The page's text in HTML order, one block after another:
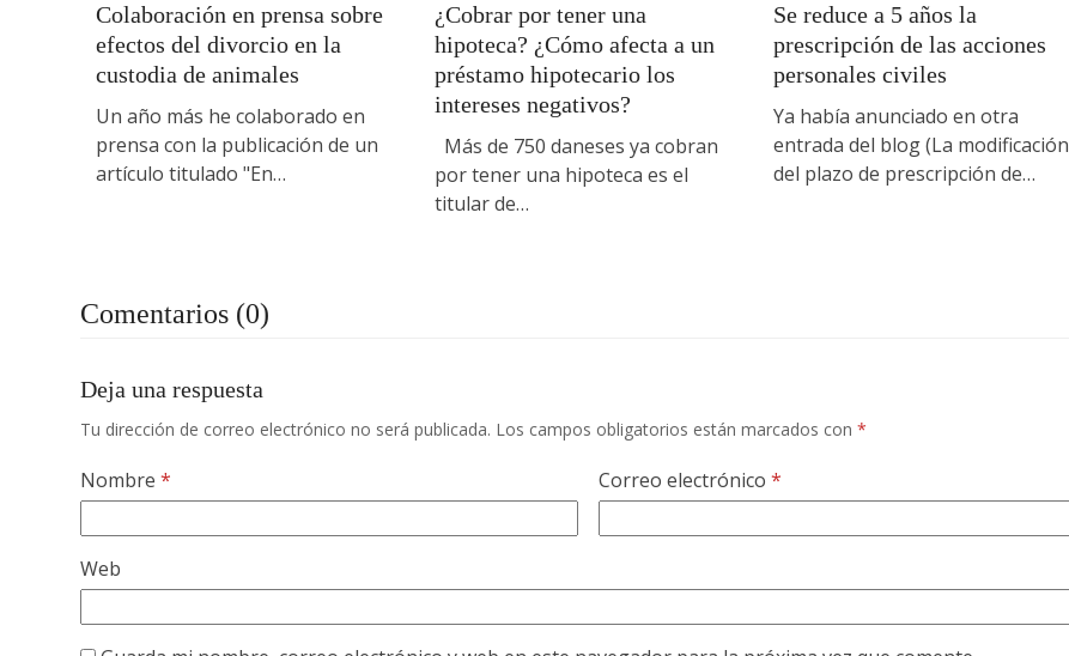
Colaboración en prensa sobre
efectos del divorcio en la
custodia de animales
Un año más he colaborado en
prensa con la publicación de un
artículo titulado "En…
¿Cobrar por tener una
hipoteca? ¿Cómo afecta a un
préstamo hipotecario los
intereses negativos?
Más de 750 daneses ya cobran
por tener una hipoteca es el
titular de…
Se reduce a 5 años la
prescripción de las acciones
personales civiles
Ya había anunciado en otra
entrada del blog (La modificación
del plazo de prescripción de…
Comentarios (0)
Deja una respuesta
Tu dirección de correo electrónico no será publicada. Los campos obligatorios están marcados con*
Nombre* Correo electrónico*
Web